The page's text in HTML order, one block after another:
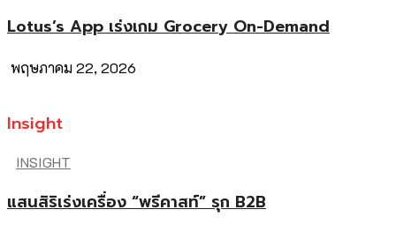
Lotus’s App เร่งเกม Grocery On-Demand
พฤษภาคม 22, 2026
Insight
INSIGHT
แสนสิริเร่งเครื่อง “พรีคาสท์” รุก B2B